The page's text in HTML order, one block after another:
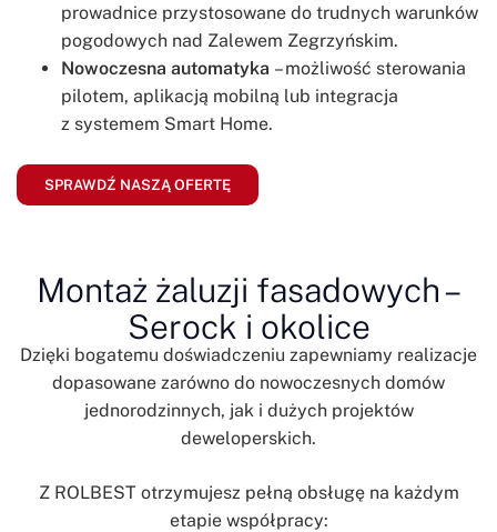
prowadnice przystosowane do trudnych warunków
pogodowych nad Zalewem Zegrzyńskim.
Nowoczesna automatyka – możliwość sterowania
pilotem, aplikacją mobilną lub integracja
z systemem Smart Home.
SPRAWDŹ NASZĄ OFERTĘ
Montaż żaluzji fasadowych –
Serock i okolice
Dzięki bogatemu doświadczeniu zapewniamy realizacje
dopasowane zarówno do nowoczesnych domów
jednorodzinnych, jak i dużych projektów
deweloperskich.
Z ROLBEST otrzymujesz pełną obsługę na każdym
etapie współpracy: